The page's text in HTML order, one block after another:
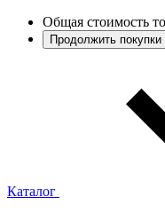
Общая стоимость
Продолжить покупки
Каталог